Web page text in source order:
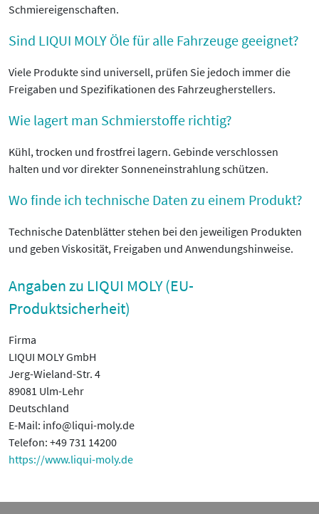
Schmiereigenschaften.
Sind LIQUI MOLY Öle für alle Fahrzeuge geeignet?
Viele Produkte sind universell, prüfen Sie jedoch immer die
Freigaben und Spezifikationen des Fahrzeugherstellers.
Wie lagert man Schmierstoffe richtig?
Kühl, trocken und frostfrei lagern. Gebinde verschlossen
halten und vor direkter Sonneneinstrahlung schützen.
Wo finde ich technische Daten zu einem Produkt?
Technische Datenblätter stehen bei den jeweiligen Produkten
und geben Viskosität, Freigaben und Anwendungshinweise.
Angaben zu LIQUI MOLY (EU-
Produktsicherheit)
Firma
LIQUI MOLY GmbH
Jerg-Wieland-Str. 4
89081 Ulm-Lehr
Deutschland
E-Mail: info@liqui-moly.de
Telefon: +49 731 14200
https://www.liqui-moly.de